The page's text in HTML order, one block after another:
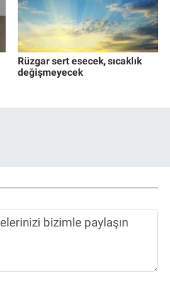
Rüzgar sert esecek, sıcaklık
değişmeyecek